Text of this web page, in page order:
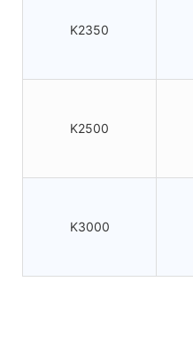
K2350
K2500
K3000